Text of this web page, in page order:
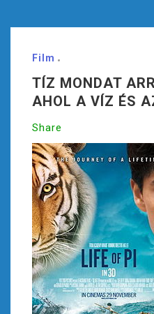
Film
TÍZ MONDAT
AHOL A VÍZ ÉS
Share